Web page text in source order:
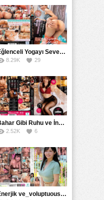
Çirkin Kıyafetlerle İşkence
Eğlenceli Yogayı Seven Bir Kadınla Seks Deneyimi
8.29K 29
Bahar Gibi Ruhu ve İncelikle Doldurmak
2.52K 6
Enerjik ve_voluptuous Üniversite Kızının H Kupa Büyüklüğündeki Göğüsleri ve Çılgın Orgazmı